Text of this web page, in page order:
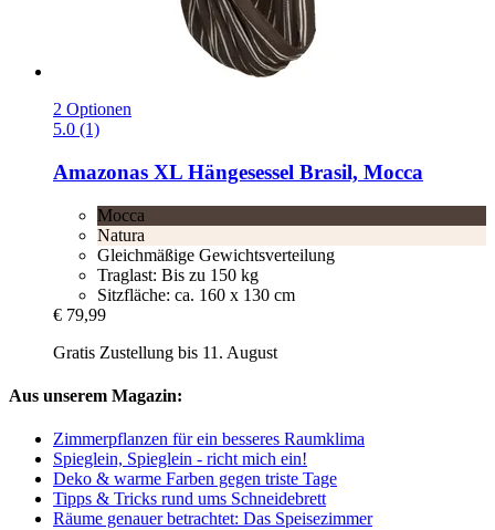
2 Optionen
5.0 (1)
Amazonas XL Hängesessel Brasil, Mocca
Mocca
Natura
Gleichmäßige Gewichtsverteilung
Traglast: Bis zu 150 kg
Sitzfläche: ca. 160 x 130 cm
€ 79,99
Gratis Zustellung bis 11. August
Aus unserem Magazin:
Zimmerpflanzen für ein besseres Raumklima
Spieglein, Spieglein - richt mich ein!
Deko & warme Farben gegen triste Tage
Tipps & Tricks rund ums Schneidebrett
Räume genauer betrachtet: Das Speisezimmer